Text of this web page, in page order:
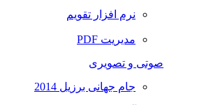
نرم افزار تقویم
مدیریت PDF
صوتی و تصویری
جام جهانی برزیل 2014